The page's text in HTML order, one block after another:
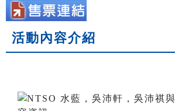
活動內容介紹